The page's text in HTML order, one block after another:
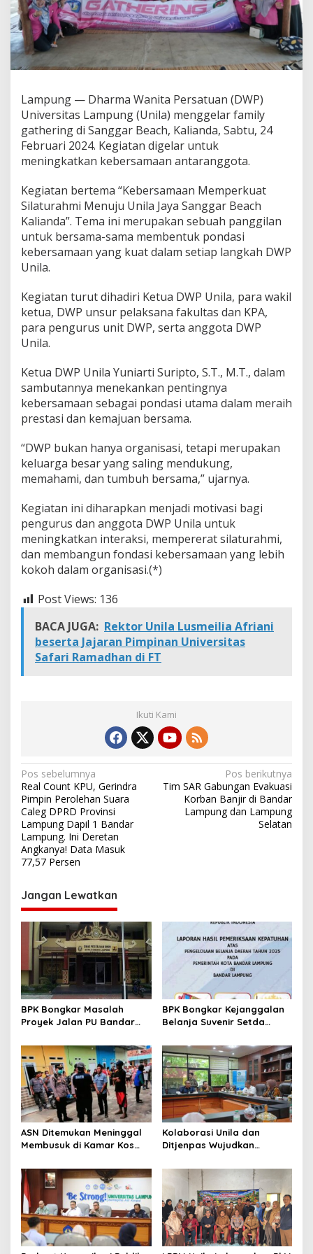
a
a
n
a
i
l
y
G
a
t
h
r
i
n
g
D
W
n
i
l
a
S
a
n
g
r
B
e
a
h
Lampung — Dharma Wanita Persatuan (DWP)
Universitas Lampung (Unila) menggelar family
gathering di Sanggar Beach, Kalianda, Sabtu, 24
Februari 2024. Kegiatan digelar untuk
meningkatkan kebersamaan antaranggota.
Kegiatan bertema “Kebersamaan Memperkuat
Silaturahmi Menuju Unila Jaya Sanggar Beach
Kalianda”. Tema ini merupakan sebuah panggilan
untuk bersama-sama membentuk pondasi
kebersamaan yang kuat dalam setiap langkah DWP
Unila.
Kegiatan turut dihadiri Ketua DWP Unila, para wakil
ketua, DWP unsur pelaksana fakultas dan KPA,
para pengurus unit DWP, serta anggota DWP
Unila.
Ketua DWP Unila Yuniarti Suripto, S.T., M.T., dalam
sambutannya menekankan pentingnya
kebersamaan sebagai pondasi utama dalam meraih
prestasi dan kemajuan bersama.
“DWP bukan hanya organisasi, tetapi merupakan
keluarga besar yang saling mendukung,
memahami, dan tumbuh bersama,” ujarnya.
Kegiatan ini diharapkan menjadi motivasi bagi
pengurus dan anggota DWP Unila untuk
meningkatkan interaksi, mempererat silaturahmi,
dan membangun fondasi kebersamaan yang lebih
kokoh dalam organisasi.(*)
Post Views: 136
BACA JUGA: Rektor Unila Lusmeilia Afriani
beserta Jajaran Pimpinan Universitas
Safari Ramadhan di FT
Ikuti Kami
N
a
v
i
g
a
s
i
p
o
s
Pos sebelumnya
Real Count KPU, Gerindra
Pimpin Perolehan Suara
Caleg DPRD Provinsi
Lampung Dapil 1 Bandar
Lampung. Ini Deretan
Angkanya! Data Masuk
77,57 Persen
Pos berikutnya
Tim SAR Gabungan Evakuasi
Korban Banjir di Bandar
Lampung dan Lampung
Selatan
Jangan Lewatkan
BPK Bongkar Masalah
Proyek Jalan PU Bandar
BPK Bongkar Kejanggalan
Belanja Suvenir Setda
ASN Ditemukan Meninggal
Membusuk di Kamar Kos
Kolaborasi Unila dan
Ditjenpas Wujudkan
Berdampak